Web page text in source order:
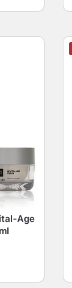
Age